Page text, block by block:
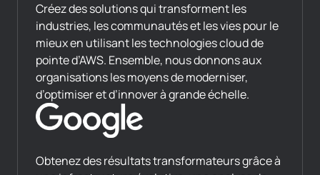
Créez des solutions qui transforment les
industries, les communautés et les vies pour le
mieux en utilisant les technologies cloud de
pointe d’AWS. Ensemble, nous donnons aux
organisations les moyens de moderniser,
d’optimiser et d’innover à grande échelle.
Obtenez des résultats transformateurs grâce à